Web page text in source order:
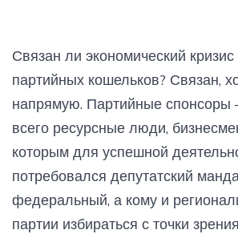
Связан ли экономический
партийных кошельков? Связан,
напрямую. Партийные
всего ресурсные люди,
которым для успешной
потребовался депутатский
федеральный, а кому и
партии избираться с точки